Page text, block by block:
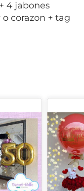
4 jabones
corazon + tag